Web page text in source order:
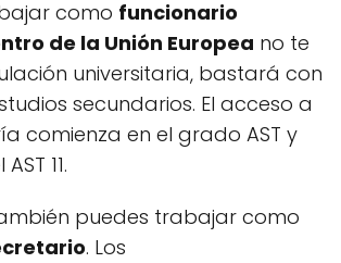
como funcionario
de la Unión Europea no te
universitaria, bastará con
secundarios. El acceso a
comienza en el grado AST y
11.
puedes trabajar como
. Los